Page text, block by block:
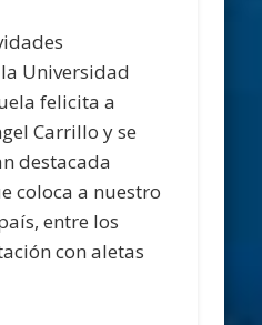
Universidad
felicita a
Carrillo y se
destacada
coloca a nuestro
entre los
con aletas